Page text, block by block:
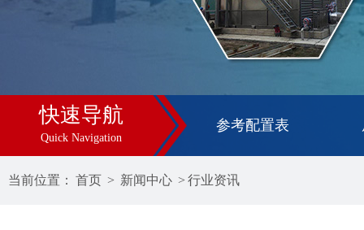
快速导航
Quick Navigation
参考配置表
当前位置： 首页 > 新闻中心 > 行业资讯